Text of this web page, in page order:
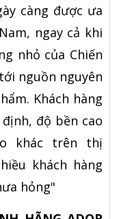
càng được ưa
ngay cả khi
nhỏ của Chiến
nguồn nguyên
Khách hàng
độ bền cao
khác trên thị
khách hàng
hỏng"